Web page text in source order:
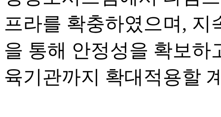
프라를 확충하였으며,
을 통해 안정성을 확보하
육기관까지 확대적용할